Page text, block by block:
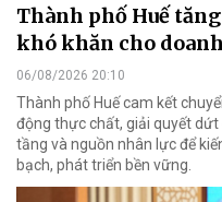
Thành phố Huế
khó khăn cho
06/08/2026 20:10
Thành phố Huế cam kết
động thực chất, giải quyết dứt
tầng và nguồn nhân lực để
bạch, phát triển bền vững.